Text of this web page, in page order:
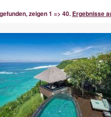
zeigen 1 => 40. Ergebnisse